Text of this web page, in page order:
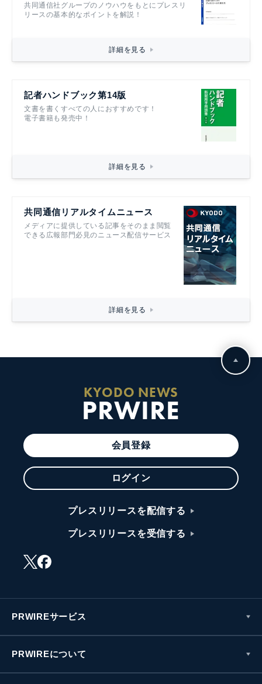
共同通信社グループのノウハウをもとにプレスリ
リースの基本的なポイントを解説！
詳細を見る
記者ハンドブック第14版
文書を書くすべての人におすすめです！
電子書籍も発売中！
詳細を見る
共同通信リアルタイムニュース
メディアに提供している記事をそのまま閲覧
できる広報部門必見のニュース配信サービス
詳細を見る
KYODO NEWS
PRWIRE
会員登録
ログイン
プレスリリースを配信する
プレスリリースを受信する
PRWIREサービス
PRWIREについて